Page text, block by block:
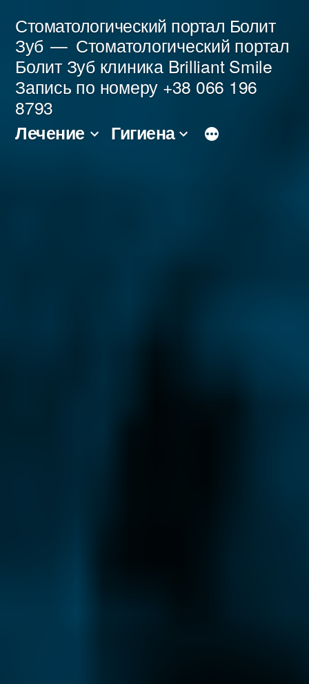
содержимому
Стоматологический портал Болит
Зуб
Стоматологический портал
Болит Зуб клиника Brilliant Smile
Запись по номеру +38 066 196
8793
Лечение Гигиена